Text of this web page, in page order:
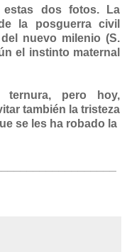
estas dos fotos. La
la posguerra civil
nuevo milenio (S.
el instinto maternal
pero hoy,
también la tristeza
se les ha robado la